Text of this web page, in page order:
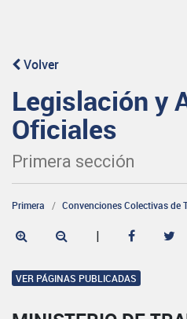
Volver
Legislación y
Oficiales
Primera sección
Primera Convenciones Colectivas de
|
VER PÁGINAS PUBLICADAS